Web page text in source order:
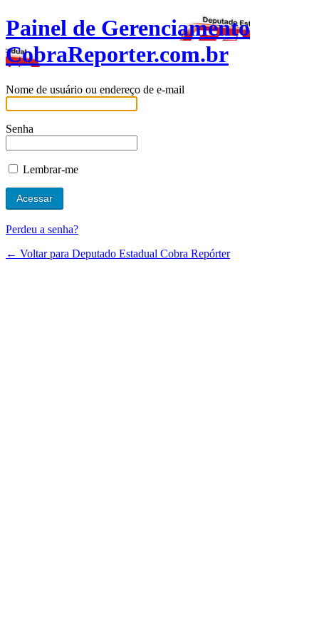
Painel de Gerenciamento
CobraReporter.com.br
Nome de usuário ou endereço de e-mail
Senha
Lembrar-me
Perdeu a senha?
← Voltar para Deputado Estadual Cobra Repórter